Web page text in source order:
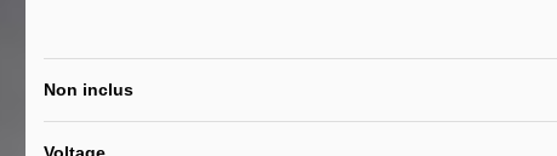
Non inclus